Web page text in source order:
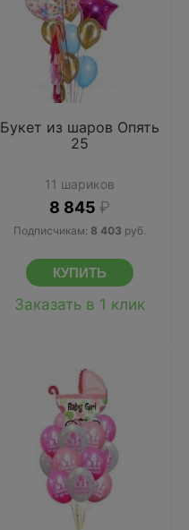
Букет из шаров Опять
25
11 шариков
8 845 ₽
Подписчикам: 8 403 руб.
Заказать в 1 клик